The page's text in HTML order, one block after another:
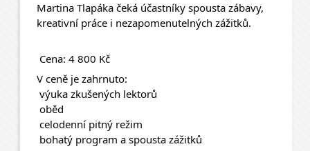
Martina Tlapáka čeká účastníky spousta zábavy,
kreativní práce i nezapomenutelných zážitků.
Cena: 4 800 Kč
V ceně je zahrnuto:
výuka zkušených lektorů
oběd
celodenní pitný režim
bohatý program a spousta zážitků